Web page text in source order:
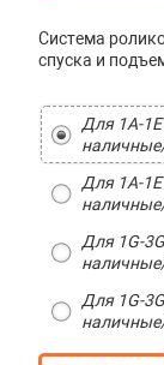
Система
спуска и
Для 1A-1E
Для 1A-
Для 1G-
Для 1G-